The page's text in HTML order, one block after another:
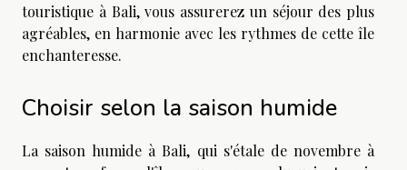
touristique à Bali, vous assurerez un séjour des plus
agréables, en harmonie avec les rythmes de cette île
enchanteresse.
Choisir selon la saison humide
La saison humide à Bali, qui s'étale de novembre à